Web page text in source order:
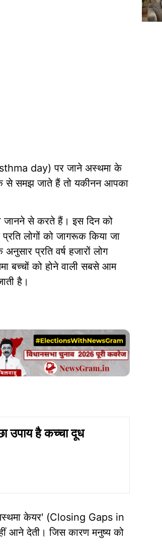
day) पर जाने अस्थमा के
से समझ जाते हैं तो यकीनन आपका
से करते हैं। इस दिन को
लोगों को जागरूक किया जा
प्रति वर्ष हजारों लोग
बच्चों को होने वाली सबसे आम
है।
उपाय है कच्चा दूध
अस्थमा केयर' (Closing Gaps in
आने देती। जिस कारण मनुष्य को